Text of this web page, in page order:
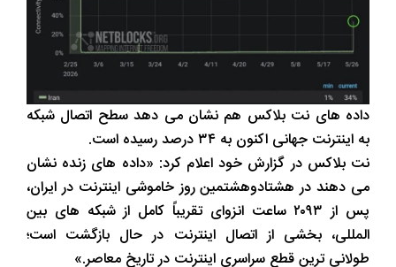
داده های نت بلاکس هم نشان می دهد سطح اتصال شبکه
به اینترنت جهانی اکنون به ۳۴ درصد رسیده است.
نت بلاکس در گزارش خود اعلام کرد: «داده های زنده نشان
می دهند در هشتادوهشتمین روز خاموشی اینترنت در ایران،
پس از ۲۰۹۳ ساعت انزوای تقریباً کامل از شبکه های بین
المللی، بخشی از اتصال اینترنت در حال بازگشت است؛
طولانی ترین قطع سراسری اینترنت در تاریخ معاصر.»